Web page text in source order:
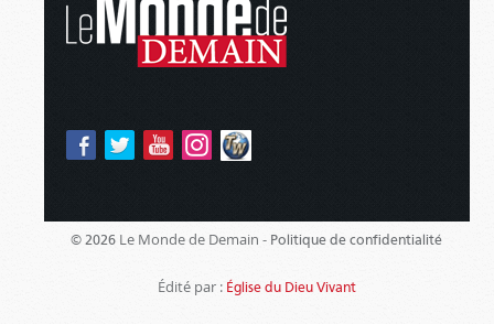
© 2026 Le Monde de Demain - Politique de confidentialité
Édité par : Église du Dieu Vivant